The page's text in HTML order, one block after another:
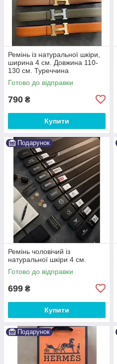
Ремінь із натуральної шкіри,
ширина 4 см. Довжина 110-
130 см. Туреччина
Готово до відправки
790 ₴
Купити
Подарунок
Ремінь чоловічий із
натуральної шкіри 4 см.
Готово до відправки
699 ₴
Купити
Подарунок